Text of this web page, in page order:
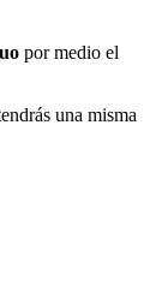
por medio el
una misma